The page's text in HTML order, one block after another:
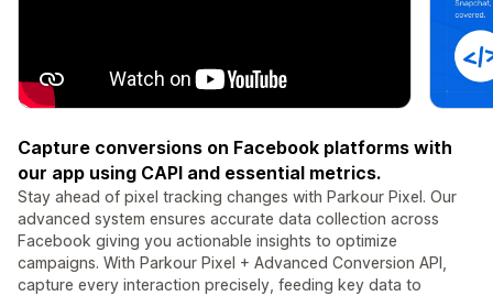
Capture conversions on Facebook platforms with
our app using CAPI and essential metrics.
Stay ahead of pixel tracking changes with Parkour Pixel. Our
advanced system ensures accurate data collection across
Facebook giving you actionable insights to optimize
campaigns. With Parkour Pixel + Advanced Conversion API,
capture every interaction precisely, feeding key data to